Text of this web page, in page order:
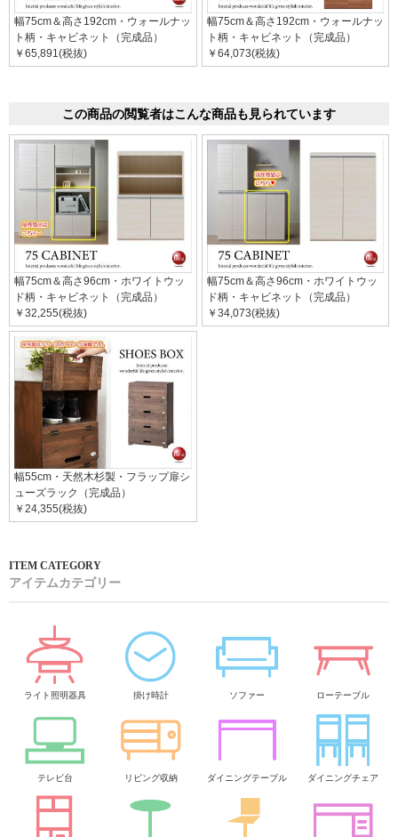
幅75cm＆高さ192cm・ウォールナッ
ト柄・キャビネット（完成品）
￥65,891(税抜)
幅75cm＆高さ192cm・ウォールナッ
ト柄・キャビネット（完成品）
￥64,073(税抜)
この商品の閲覧者はこんな商品も見られています
幅75cm＆高さ96cm・ホワイトウッ
ド柄・キャビネット（完成品）
￥32,255(税抜)
幅75cm＆高さ96cm・ホワイトウッ
ド柄・キャビネット（完成品）
￥34,073(税抜)
幅55cm・天然木杉製・フラップ扉シ
ューズラック（完成品）
￥24,355(税抜)
アイテムカテゴリー
ライト照明器具 掛け時計 ソファー ローテーブル
テレビ台 リビング収納 ダイニングテーブル ダイニングチェア